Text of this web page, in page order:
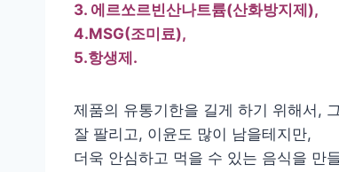
3. 에르쏘르빈산나트륨(산화방지제),
4.MSG(조미료),
5.항생제.
제품의 유통기한을 길게 하기 위해서,
잘 팔리고, 이윤도 많이 남을테지만,
더욱 안심하고 먹을 수 있는 음식을 만